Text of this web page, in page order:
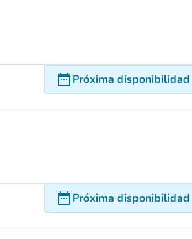
date_rangePróxima disponibilidad
date_rangePróxima disponibilidad